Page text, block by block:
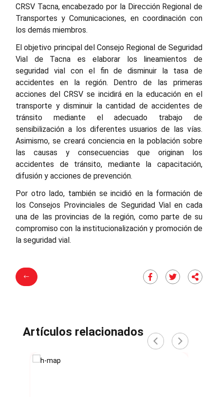
CRSV Tacna, encabezado por la Dirección Regional de
Transportes y Comunicaciones, en coordinación con
los demás miembros.
El objetivo principal del Consejo Regional de Seguridad
Vial de Tacna es elaborar los lineamientos de
seguridad vial con el fin de disminuir la tasa de
accidentes en la región. Dentro de las primeras
acciones del CRSV se incidirá en la educación en el
transporte y disminuir la cantidad de accidentes de
tránsito mediante el adecuado trabajo de
sensibilización a los diferentes usuarios de las vías.
Asimismo, se creará conciencia en la población sobre
las causas y consecuencias que originan los
accidentes de tránsito, mediante la capacitación,
difusión y acciones de prevención.
Por otro lado, también se incidió en la formación de
los Consejos Provinciales de Seguridad Vial en cada
una de las provincias de la región, como parte de su
compromiso con la institucionalización y promoción de
la seguridad vial.
Artículos relacionados ‹ ›